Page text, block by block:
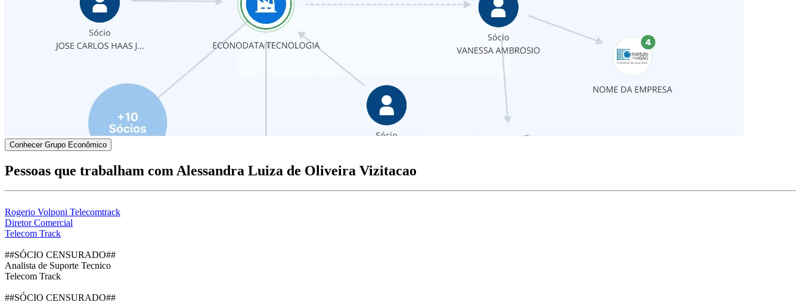
Conhecer Grupo Econômico
Pessoas que trabalham com Alessandra Luiza de Oliveira Vizitacao
Rogerio Volponi Telecomtrack
Diretor Comercial
Telecom Track
##SÓCIO CENSURADO##
Analista de Suporte Tecnico
Telecom Track
##SÓCIO CENSURADO##